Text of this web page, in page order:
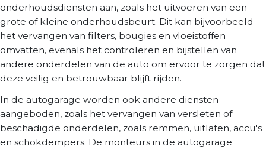
onderhoudsdiensten aan, zoals het uitvoeren van een
grote of kleine onderhoudsbeurt. Dit kan bijvoorbeeld
het vervangen van filters, bougies en vloeistoffen
omvatten, evenals het controleren en bijstellen van
andere onderdelen van de auto om ervoor te zorgen dat
deze veilig en betrouwbaar blijft rijden.
In de autogarage worden ook andere diensten
aangeboden, zoals het vervangen van versleten of
beschadigde onderdelen, zoals remmen, uitlaten, accu's
en schokdempers. De monteurs in de autogarage